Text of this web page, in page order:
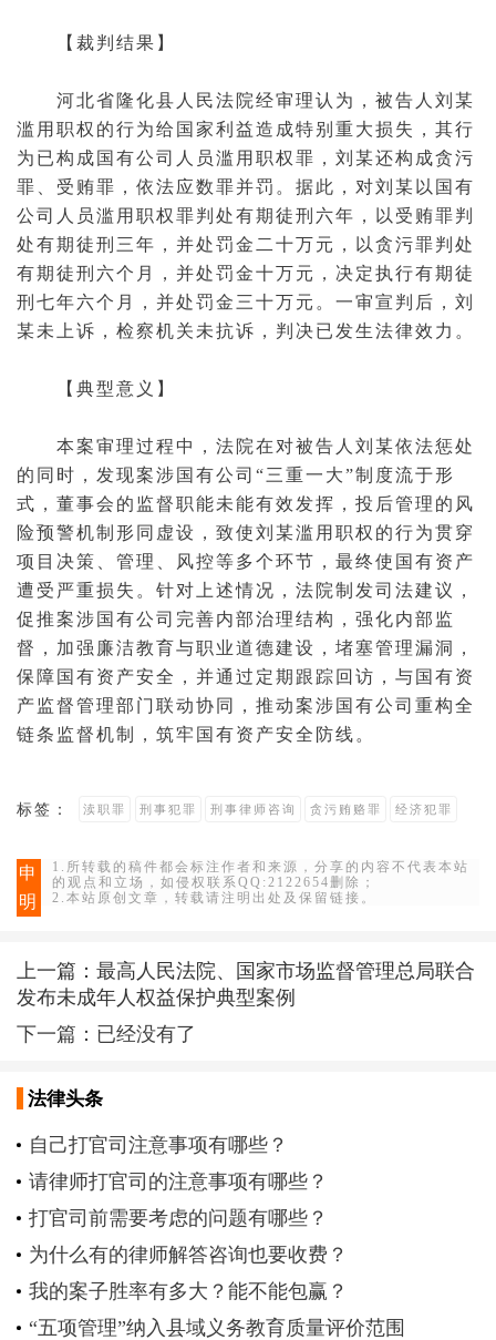
【裁判结果】
河北省隆化县人民法院经审理认为，被告人刘某
滥用职权的行为给国家利益造成特别重大损失，其行
为已构成国有公司人员滥用职权罪，刘某还构成贪污
罪
、受贿罪，依法应数罪并罚。据此，对刘某以国有
公司人员滥用职权罪判处有期徒刑六年，以受贿罪判
处有期徒刑三年，并处罚金二十万元，以贪污罪判处
有期徒刑六个月，并处罚金十万元，决定执行有期徒
刑七年六个月，并处罚金三十万元。一审宣判后，刘
某未上诉，检察机关未抗诉，判决已发生法律效力。
【典型意义】
本案审理过程中，法院在对被告人刘某依法惩处
的同时，发现案涉国有公司“三重一大”制度流于形
式，董事会的监督职能未能有效发挥，投后管理的风
险预警机制形同虚设，致使刘某滥用职权的行为贯穿
项目决策、管理、风控等多个环节，最终使国有资产
遭受严重损失。针对上述情况，法院制发司法建议，
促推案涉国有公司完善内部治理结构，强化内部监
督，加强廉洁教育与职业道德建设，堵塞管理漏洞，
保障国有资产安全，并通过定期跟踪回访，与国有资
产监督管理部门联动协同，推动案涉国有公司重构全
链条监督机制，筑牢国有资产安全防线。
标签： 渎职罪 刑事犯罪 刑事律师咨询 贪污贿赂罪 经济犯罪
申
明
1.所转载的稿件都会标注作者和来源，分享的内容不代表本站
的观点和立场，如侵权联系QQ:2122654删除；
2.本站原创文章，转载请注明出处及保留链接。
上一篇：最高人民法院、国家市场监督管理总局联合
发布未成年人权益保护典型案例
下一篇：已经没有了
法律头条
自己打官司注意事项有哪些？
请律师打官司的注意事项有哪些？
打官司前需要考虑的问题有哪些？
为什么有的律师解答咨询也要收费？
我的案子胜率有多大？能不能包赢？
“五项管理”纳入县域义务教育质量评价范围